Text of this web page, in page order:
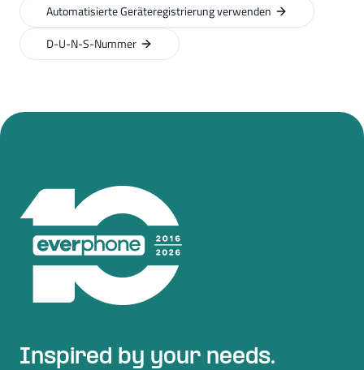
Automatisierte Geräteregistrierung verwenden
D-U-N-S-Nummer
Inspired by your needs.